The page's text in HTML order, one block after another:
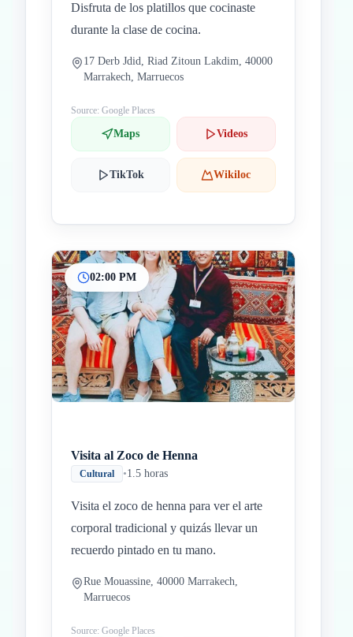
Disfruta de los platillos que cocinaste
durante la clase de cocina.
17 Derb Jdid, Riad Zitoun Lakdim, 40000
Marrakech, Marruecos
Source: Google Places
Maps Videos
TikTok Wikiloc
02:00 PM
Visita al Zoco de Henna
Cultural •1.5 horas
Visita el zoco de henna para ver el arte
corporal tradicional y quizás llevar un
recuerdo pintado en tu mano.
Rue Mouassine, 40000 Marrakech,
Marruecos
Source: Google Places